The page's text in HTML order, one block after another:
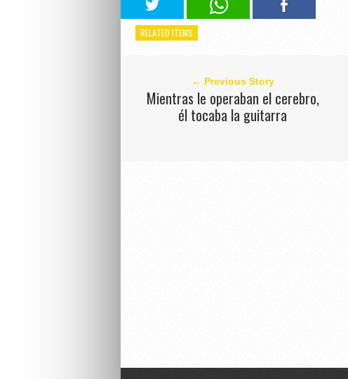
RELATED ITEMS
← Previous Story
Mientras le operaban el cerebro,
él tocaba la guitarra